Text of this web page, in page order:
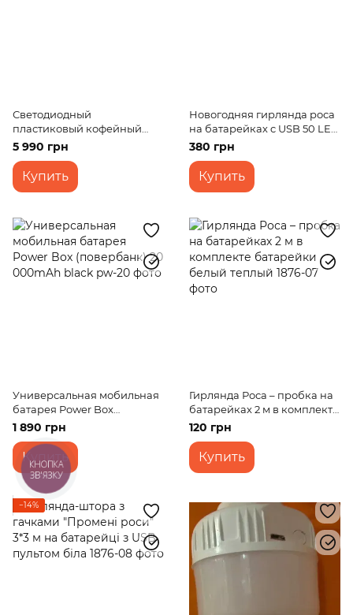
Светодиодный
пластиковый кофейный
стол RGB на аккумуляторе
5 990 грн
Купить
Новогодняя гирлянда роса
на батарейках c USB 50 LED
5м мультицветная
380 грн
Купить
Универсальная мобильная
батарея Power Box
(повербанк) 20 000mAh
1 890 грн
Купить
Гирлянда Роса – пробка на
батарейках 2 м в комплекте
батарейки белый теплый
120 грн
Купить
−14%
КНОПКА
ЗВ'ЯЗКУ